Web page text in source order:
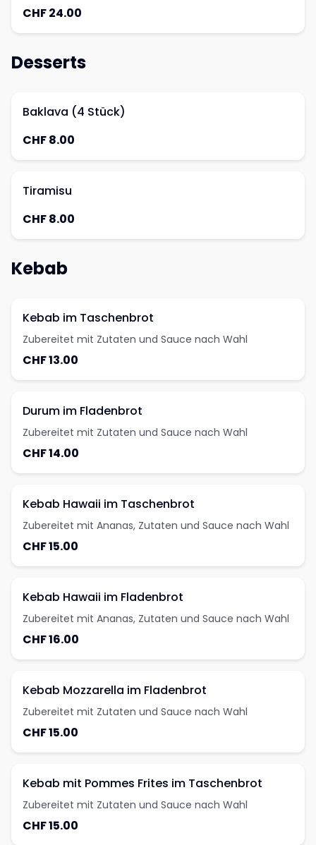
CHF 24.00
Desserts
Baklava (4 Stück)
CHF 8.00
Tiramisu
CHF 8.00
Kebab
Kebab im Taschenbrot
Zubereitet mit Zutaten und Sauce nach Wahl
CHF 13.00
Durum im Fladenbrot
Zubereitet mit Zutaten und Sauce nach Wahl
CHF 14.00
Kebab Hawaii im Taschenbrot
Zubereitet mit Ananas, Zutaten und Sauce nach Wahl
CHF 15.00
Kebab Hawaii im Fladenbrot
Zubereitet mit Ananas, Zutaten und Sauce nach Wahl
CHF 16.00
Kebab Mozzarella im Fladenbrot
Zubereitet mit Zutaten und Sauce nach Wahl
CHF 15.00
Kebab mit Pommes Frites im Taschenbrot
Zubereitet mit Zutaten und Sauce nach Wahl
CHF 15.00